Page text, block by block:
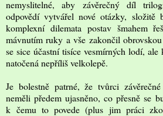
nemyslitelné, aby závěrečný díl
odpovědí vytvářel nové otázky, složitě
komplexní dilemata postav šmahem
mávnutím ruky a vše zakončil
se sice účastní tisíce vesmírných lodí, ale
natočená nepříliš velkolepě.
Je bolestně patrné, že tvůrci
neměli předem ujasněno, co přesně se
k čemu to povede (plus jim práci